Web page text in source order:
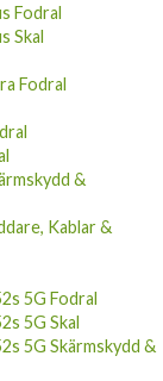
Fodral
Skal
Fodral
&
Kablar &
5G Fodral
5G Skal
5G Skärmskydd &